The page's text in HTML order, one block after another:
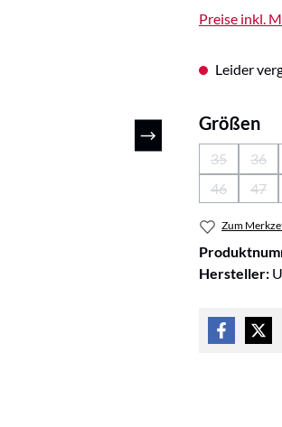
Preise inkl.
Leider
Größen
35
(Diese
36
46
(Diese
47
Zum
Hersteller: